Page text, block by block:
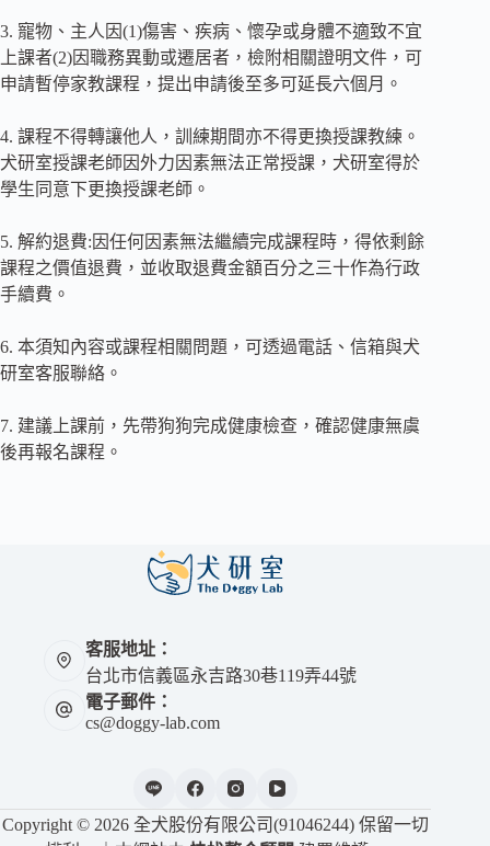
3. 寵物、主人因(1)傷害、疾病、懷孕或身體不適致不宜
上課者(2)因職務異動或遷居者，檢附相關證明文件，可
申請暫停家教課程，提出申請後至多可延長六個月。
4. 課程不得轉讓他人，訓練期間亦不得更換授課教練。
犬研室授課老師因外力因素無法正常授課，犬研室得於
學生同意下更換授課老師。
5. 解約退費:因任何因素無法繼續完成課程時，得依剩餘
課程之價值退費，並收取退費金額百分之三十作為行政
手續費。
6. 本須知內容或課程相關問題，可透過電話、信箱與犬
研室客服聯絡。
7. 建議上課前，先帶狗狗完成健康檢查，確認健康無虞
後再報名課程。
客服地址：
台北市信義區永吉路30巷119弄44號
電子郵件：
cs@doggy-lab.com
Copyright © 2026 全犬股份有限公司(91046244) 保留一切